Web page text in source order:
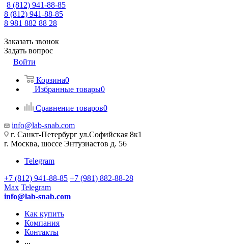
8 (812) 941-88-85
8 (812) 941-88-85
8 981 882 88 28
Заказать звонок
Задать вопрос
Войти
Корзина0
Избранные товары0
Сравнение товаров0
info@lab-snab.com
г. Санкт-Петербург ул.Софийская 8к1
г. Москва, шоссе Энтузиастов д. 56
Telegram
+7 (812) 941-88-85 +7 (981) 882-88-28
Max Telegram
info@lab-snab.com
Как купить
Компания
Контакты
...